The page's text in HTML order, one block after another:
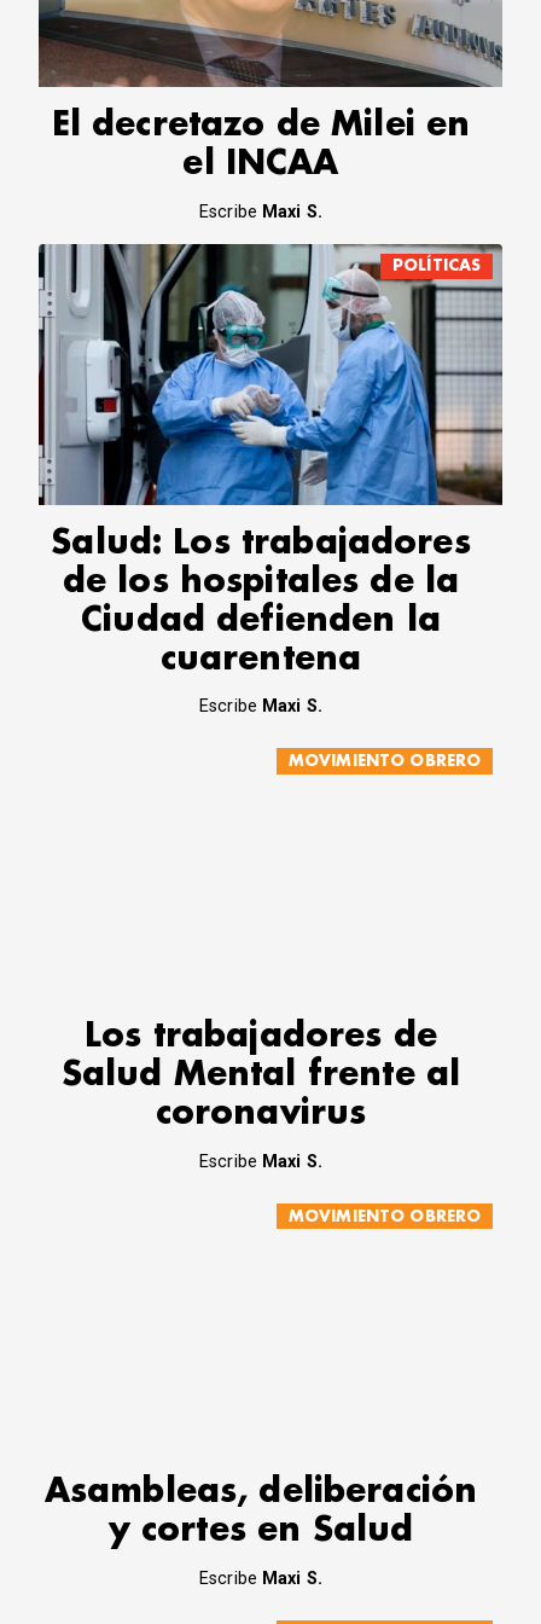
CORREO DE LECTORES
DEBATE
ARCHIVO
DECLARACIONES
OPINIÓN
ALTAMIRA RESPONDE
Política Obrera Revista
CONTACTO
El decretazo de Milei en
el INCAA
Escribe Maxi S.
POLÍTICAS
Salud: Los trabajadores
de los hospitales de la
Ciudad defienden la
cuarentena
Escribe Maxi S.
MOVIMIENTO OBRERO
Los trabajadores de
Salud Mental frente al
coronavirus
Escribe Maxi S.
MOVIMIENTO OBRERO
Asambleas, deliberación
y cortes en Salud
Escribe Maxi S.